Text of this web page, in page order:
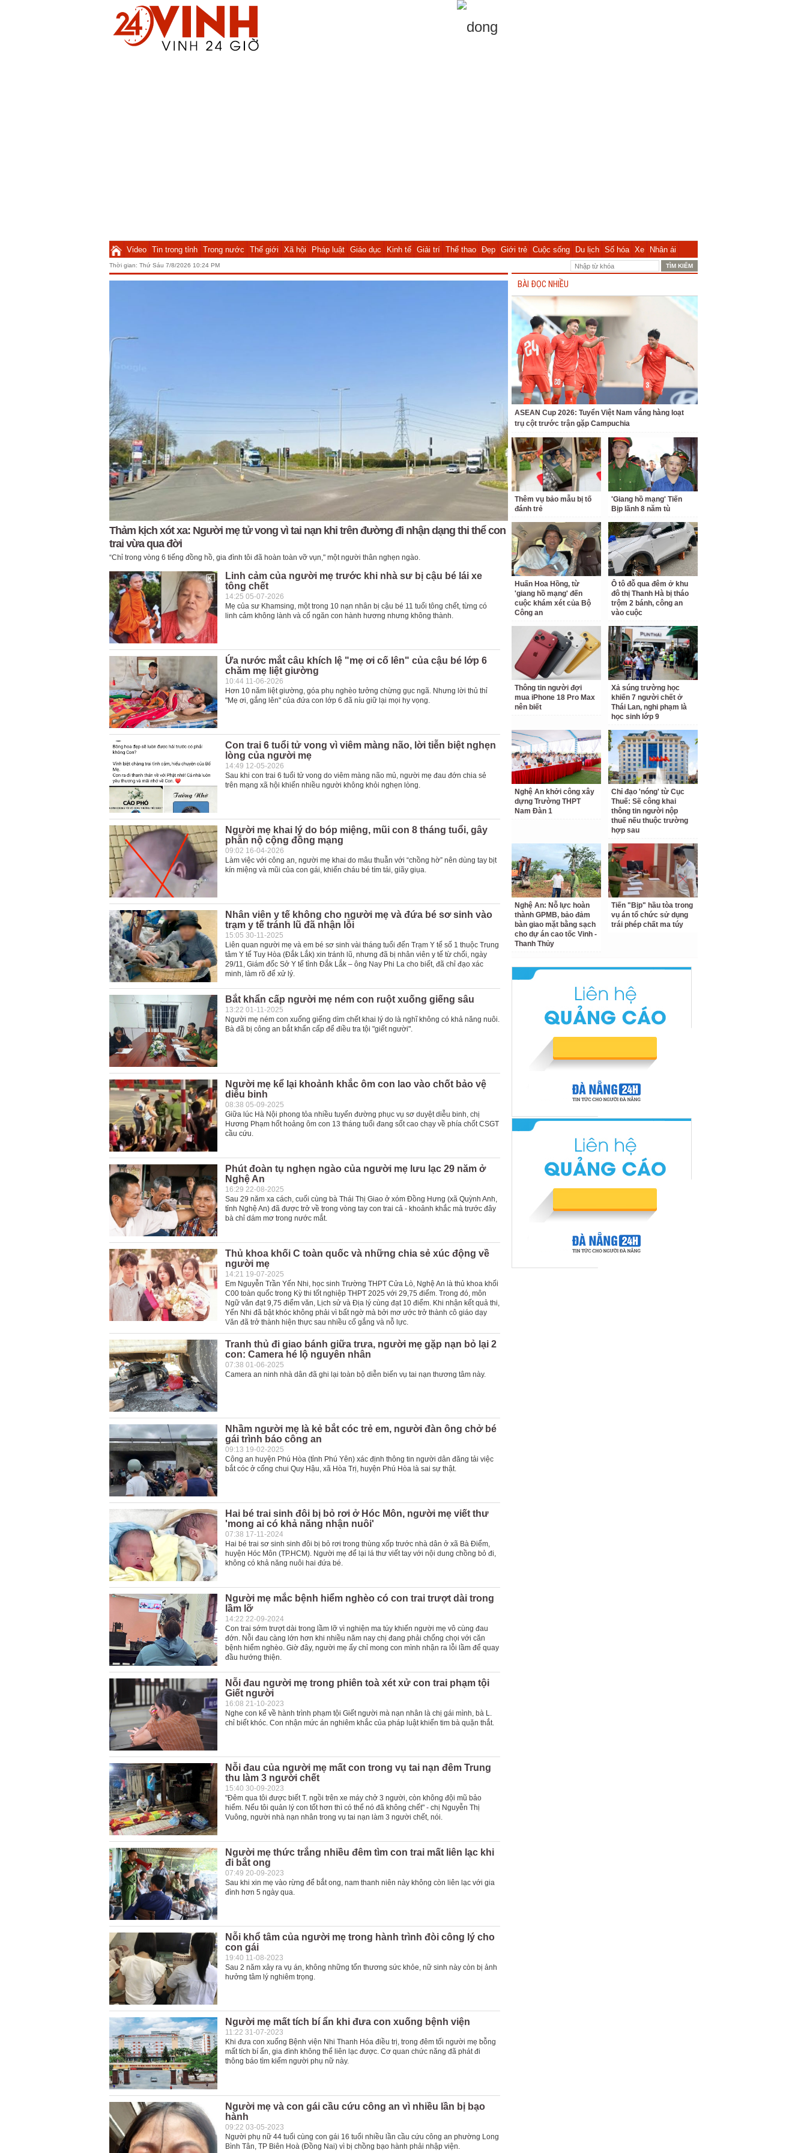
Video Tin trong tỉnh Trong nước Thế giới Xã hội Pháp luật Giáo dục Kinh tế Giải trí Thể thao Đẹp Giới trẻ Cuộc sống Du lịch Số hóa Xe Nhân ái
Thời gian: Thứ Sáu 7/8/2026 10:24 PM
Thảm kịch xót xa: Người mẹ tử vong vì tai nạn khi trên đường đi nhận dạng thi thể con
trai vừa qua đời
“Chỉ trong vòng 6 tiếng đồng hồ, gia đình tôi đã hoàn toàn vỡ vụn," một người thân nghẹn ngào.
Linh cảm của người mẹ trước khi nhà sư bị cậu bé lái xe
tông chết
14:25 05-07-2026
Mẹ của sư Khamsing, một trong 10 nạn nhân bị cậu bé 11 tuổi tông chết, từng có
linh cảm không lành và cố ngăn con hành hương nhưng không thành.
Ứa nước mắt câu khích lệ "mẹ ơi cố lên" của cậu bé lớp 6
chăm mẹ liệt giường
10:44 11-06-2026
Hơn 10 năm liệt giường, góa phụ nghèo tưởng chừng gục ngã. Nhưng lời thủ thỉ
"Mẹ ơi, gắng lên" của đứa con lớp 6 đã níu giữ lại mọi hy vọng.
Con trai 6 tuổi tử vong vì viêm màng não, lời tiễn biệt nghẹn
lòng của người mẹ
14:49 12-05-2026
Sau khi con trai 6 tuổi tử vong do viêm màng não mủ, người mẹ đau đớn chia sẻ
trên mạng xã hội khiến nhiều người không khỏi nghẹn lòng.
Người mẹ khai lý do bóp miệng, mũi con 8 tháng tuổi, gây
phẫn nộ cộng đồng mạng
09:02 16-04-2026
Làm việc với công an, người mẹ khai do mâu thuẫn với “chồng hờ” nên dùng tay bịt
kín miệng và mũi của con gái, khiến cháu bé tím tái, giãy giụa.
Nhân viên y tế không cho người mẹ và đứa bé sơ sinh vào
trạm y tế tránh lũ đã nhận lỗi
15:05 30-11-2025
Liên quan người mẹ và em bé sơ sinh vài tháng tuổi đến Trạm Y tế số 1 thuộc Trung
tâm Y tế Tuy Hòa (Đắk Lắk) xin tránh lũ, nhưng đã bị nhân viên y tế từ chối, ngày
29/11, Giám đốc Sở Y tế tỉnh Đắk Lắk – ông Nay Phi La cho biết, đã chỉ đạo xác
minh, làm rõ để xử lý.
Bắt khẩn cấp người mẹ ném con ruột xuống giếng sâu
13:22 01-11-2025
Người mẹ ném con xuống giếng dìm chết khai lý do là nghĩ không có khả năng nuôi.
Bà đã bị công an bắt khẩn cấp để điều tra tội "giết người".
Người mẹ kể lại khoảnh khắc ôm con lao vào chốt bảo vệ
diễu binh
08:38 05-09-2025
Giữa lúc Hà Nội phong tỏa nhiều tuyến đường phục vụ sơ duyệt diễu binh, chị
Hương Phạm hốt hoảng ôm con 13 tháng tuổi đang sốt cao chạy về phía chốt CSGT
cầu cứu.
Phút đoàn tụ nghẹn ngào của người mẹ lưu lạc 29 năm ở
Nghệ An
16:29 22-08-2025
Sau 29 năm xa cách, cuối cùng bà Thái Thị Giao ở xóm Đồng Hưng (xã Quỳnh Anh,
tỉnh Nghệ An) đã được trở về trong vòng tay con trai cả - khoảnh khắc mà trước đây
bà chỉ dám mơ trong nước mắt.
Thủ khoa khối C toàn quốc và những chia sẻ xúc động về
người mẹ
14:21 19-07-2025
Em Nguyễn Trần Yến Nhi, học sinh Trường THPT Cửa Lò, Nghệ An là thủ khoa khối
C00 toàn quốc trong Kỳ thi tốt nghiệp THPT 2025 với 29,75 điểm. Trong đó, môn
Ngữ văn đạt 9,75 điểm văn, Lịch sử và Địa lý cùng đạt 10 điểm. Khi nhận kết quả thi,
Yến Nhi đã bật khóc không phải vì bất ngờ mà bởi mơ ước trở thành cô giáo dạy
Văn đã trở thành hiện thực sau nhiều cố gắng và nỗ lực.
Tranh thủ đi giao bánh giữa trưa, người mẹ gặp nạn bỏ lại 2
con: Camera hé lộ nguyên nhân
07:38 01-06-2025
Camera an ninh nhà dân đã ghi lại toàn bộ diễn biến vụ tai nạn thương tâm này.
Nhầm người mẹ là kẻ bắt cóc trẻ em, người đàn ông chở bé
gái trình báo công an
09:13 19-02-2025
Công an huyện Phú Hòa (tỉnh Phú Yên) xác định thông tin người dân đăng tải việc
bắt cóc ở cống chui Quy Hậu, xã Hòa Trị, huyện Phú Hòa là sai sự thật.
Hai bé trai sinh đôi bị bỏ rơi ở Hóc Môn, người mẹ viết thư
'mong ai có khả năng nhận nuôi'
07:38 17-11-2024
Hai bé trai sơ sinh sinh đôi bị bỏ rơi trong thùng xốp trước nhà dân ở xã Bà Điểm,
huyện Hóc Môn (TP.HCM). Người mẹ để lại lá thư viết tay với nội dung chồng bỏ đi,
không có khả năng nuôi hai đứa bé.
Người mẹ mắc bệnh hiểm nghèo có con trai trượt dài trong
lầm lỡ
14:22 22-09-2024
Con trai sớm trượt dài trong lầm lỡ vì nghiện ma túy khiến người mẹ vô cùng đau
đớn. Nỗi đau càng lớn hơn khi nhiều năm nay chị đang phải chống chọi với căn
bệnh hiểm nghèo. Giờ đây, người mẹ ấy chỉ mong con mình nhận ra lỗi lầm để quay
đầu hướng thiện.
Nỗi đau người mẹ trong phiên toà xét xử con trai phạm tội
Giết người
16:08 21-10-2023
Nghe con kể về hành trình phạm tội Giết người mà nạn nhân là chị gái mình, bà L.
chỉ biết khóc. Con nhận mức án nghiêm khắc của pháp luật khiến tim bà quặn thắt.
Nỗi đau của người mẹ mất con trong vụ tai nạn đêm Trung
thu làm 3 người chết
15:40 30-09-2023
"Đêm qua tôi được biết T. ngồi trên xe máy chở 3 người, còn không đội mũ bảo
hiểm. Nếu tôi quản lý con tốt hơn thì có thể nó đã không chết" - chị Nguyễn Thị
Vuông, người nhà nạn nhân trong vụ tai nạn làm 3 người chết, nói.
Người mẹ thức trắng nhiều đêm tìm con trai mất liên lạc khi
đi bắt ong
07:49 20-09-2023
Sau khi xin mẹ vào rừng để bắt ong, nam thanh niên này không còn liên lạc với gia
đình hơn 5 ngày qua.
Nỗi khổ tâm của người mẹ trong hành trình đòi công lý cho
con gái
19:40 11-08-2023
Sau 2 năm xảy ra vụ án, không những tổn thương sức khỏe, nữ sinh này còn bị ảnh
hưởng tâm lý nghiêm trọng.
Người mẹ mất tích bí ẩn khi đưa con xuống bệnh viện
11:22 31-07-2023
Khi đưa con xuống Bệnh viện Nhi Thanh Hóa điều trị, trong đêm tối người mẹ bỗng
mất tích bí ẩn, gia đình không thể liên lạc được. Cơ quan chức năng đã phát đi
thông báo tìm kiếm người phụ nữ này.
Người mẹ và con gái cầu cứu công an vì nhiều lần bị bạo
hành
09:22 03-05-2023
Người phụ nữ 44 tuổi cùng con gái 16 tuổi nhiều lần cầu cứu công an phường Long
Bình Tân, TP Biên Hoà (Đồng Nai) vì bị chồng bạo hành phải nhập viện.
BÀI ĐỌC NHIỀU
ASEAN Cup 2026: Tuyển Việt Nam vắng hàng loạt
trụ cột trước trận gặp Campuchia
Thêm vụ bảo mẫu bị tố
đánh trẻ
'Giang hồ mạng' Tiến
Bịp lãnh 8 năm tù
Huấn Hoa Hồng, từ
'giang hồ mạng' đến
cuộc khám xét của Bộ
Công an
Ô tô đỗ qua đêm ở khu
đô thị Thanh Hà bị tháo
trộm 2 bánh, công an
vào cuộc
Thông tin người đợi
mua iPhone 18 Pro Max
nên biết
Xả súng trường học
khiến 7 người chết ở
Thái Lan, nghi phạm là
học sinh lớp 9
Nghệ An khởi công xây
dựng Trường THPT
Nam Đàn 1
Chỉ đạo 'nóng' từ Cục
Thuế: Sẽ công khai
thông tin người nộp
thuế nếu thuộc trường
hợp sau
Nghệ An: Nỗ lực hoàn
thành GPMB, bảo đảm
bàn giao mặt bằng sạch
cho dự án cao tốc Vinh -
Thanh Thủy
Tiến "Bịp" hầu tòa trong
vụ án tổ chức sử dụng
trái phép chất ma túy